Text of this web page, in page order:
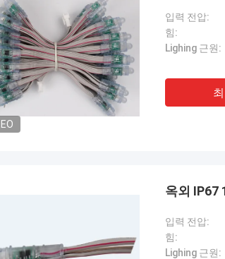
입력 전압:
힘:
Lighing 근원:
옥외 IP67
입력 전압:
힘:
Lighing 근원: